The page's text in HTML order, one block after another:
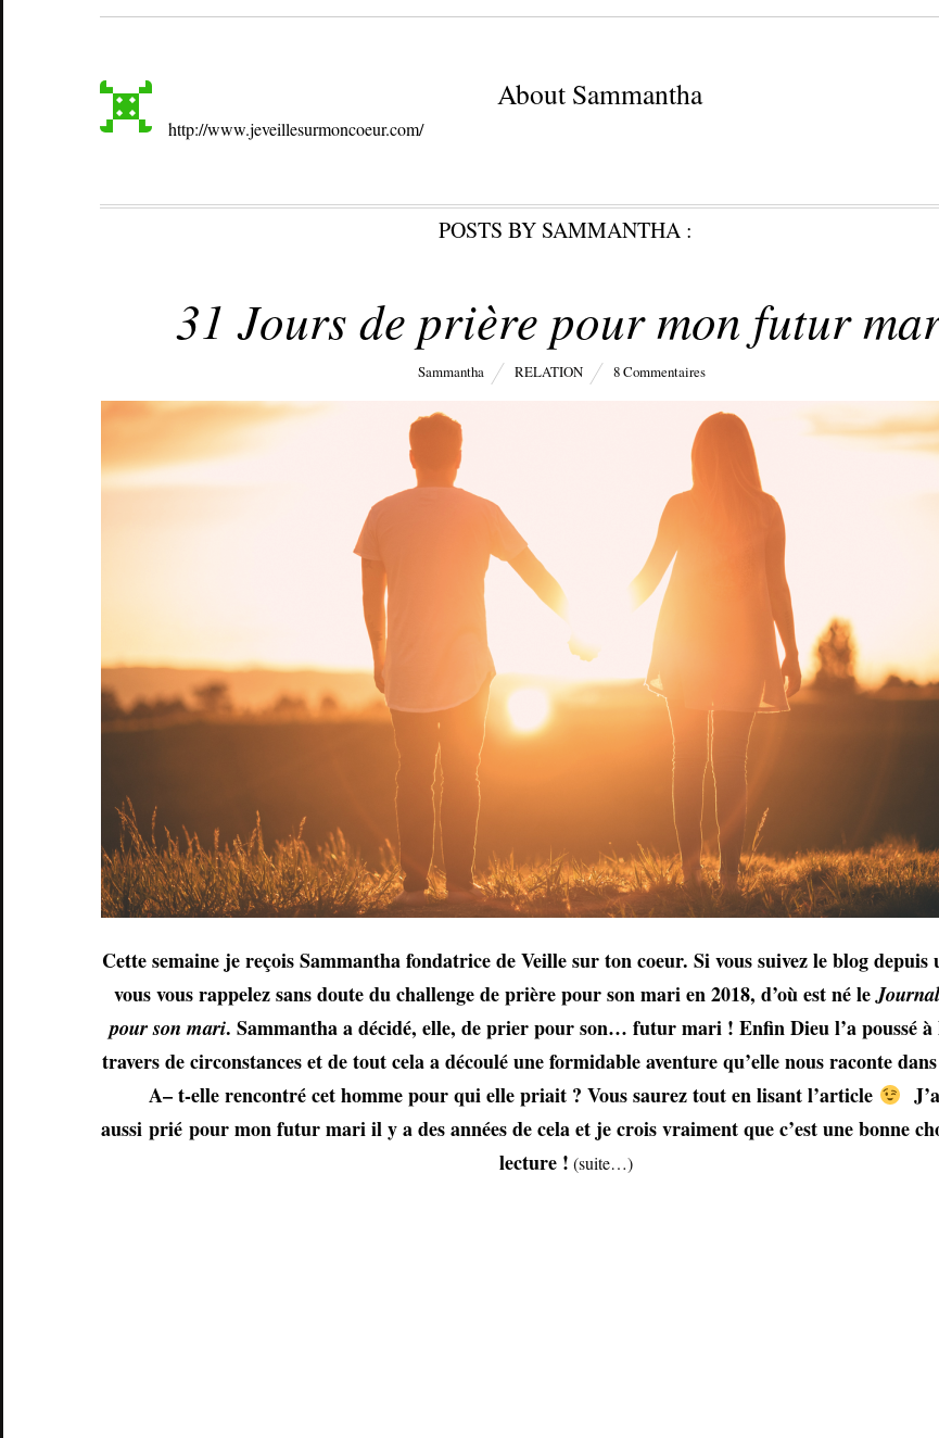
About Sammantha
http://www.jeveillesurmoncoeur.com/
POSTS BY SAMMANTHA :
31 Jours de prière pour mon futur
Sammantha RELATION 8 Commentaires
Cette semaine je reçois Sammantha fondatrice de Veille sur ton coeur. Si vous suivez le blog depuis
vous vous rappelez sans doute du challenge de prière pour son mari en 2018, d’où est né le
pour son mari. Sammantha a décidé, elle, de prier pour son… futur mari ! Enfin Dieu l’a poussé à
travers de circonstances et de tout cela a découlé une formidable aventure qu’elle nous raconte
A– t-elle rencontré cet homme pour qui elle priait ? Vous saurez tout en lisant l’article
aussi priépour mon futur mari il y a des années de cela et je crois vraiment que c’est une bonne
lecture ! (suite…)